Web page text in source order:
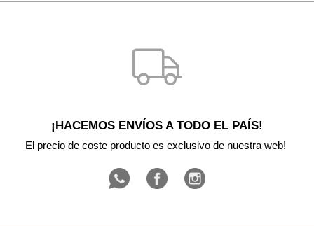
¡HACEMOS ENVÍOS A TODO EL PAÍS!
El precio de coste producto es exclusivo de nuestra web!